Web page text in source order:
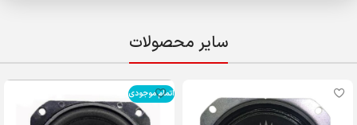
سایر محصولات
اتمام موجودی